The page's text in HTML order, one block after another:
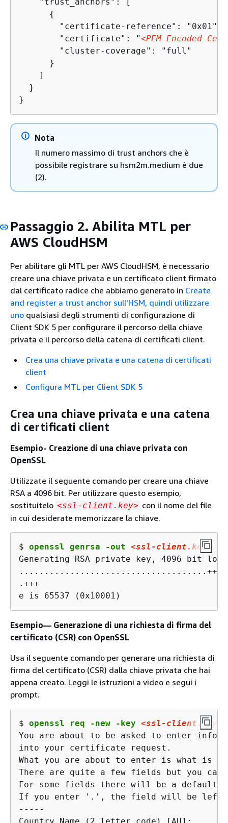
{
        "certificate-reference": "0x01",
        "certificate": "
<PEM Encoded
        "cluster-coverage": "full"
      }
    ]
  }
}
Nota
Il numero massimo di trust anchors che è
possibile registrare su hsm2m.medium è due
(2).
Passaggio 2. Abilita MTL per
AWS CloudHSM
Per abilitare gli MTL per AWS CloudHSM, è necessario
creare una chiave privata e un certificato client firmato
dal certificato radice che abbiamo generato in Create
and register a trust anchor sull'HSM, quindi utilizzare
uno qualsiasi degli strumenti di configurazione di
Client SDK 5 per configurare il percorso della chiave
privata e il percorso della catena di certificati client.
Crea una chiave privata e una catena di certificati
client
Configura MTL per Client SDK 5
Crea una chiave privata e una catena
di certificati client
Esempio- Creazione di una chiave privata con
OpenSSL
Utilizzate il seguente comando per creare una chiave
RSA a 4096 bit. Per utilizzare questo esempio,
sostituitelo <ssl-client.key> con il nome del file
in cui desiderate memorizzare la chiave.
$ openssl genrsa -out <ssl-client.key>
Generating RSA private key, 4096 bit long
.....................................+++
.+++
e is 65537 (0x10001)
Esempio— Generazione di una richiesta di firma del
certificato (CSR) con OpenSSL
Usa il seguente comando per generare una richiesta di
firma del certificato (CSR) dalla chiave privata che hai
appena creato. Leggi le istruzioni a video e segui i
prompt.
$ openssl req -new -key <ssl-client.key>
You are about to be asked to enter
into your certificate request.
What you are about to enter is what is
There are quite a few fields but you can
For some fields there will be a default
If you enter '.', the field will be left
-----